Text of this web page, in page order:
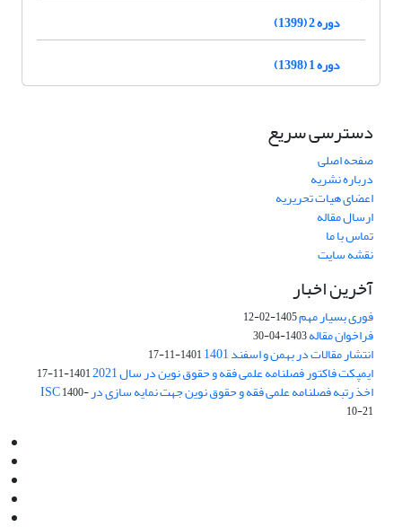
دوره 2 (1399)
دوره 1 (1398)
دسترسی سریع
صفحه اصلی
درباره نشریه
اعضای هیات تحریریه
ارسال مقاله
تماس با ما
نقشه سایت
آخرین اخبار
فوری بسیار مهم1405-02-12
فراخوان مقاله1403-04-30
انتشار مقالات در بهمن و اسفند 1401 1401-11-17
ایمپکت فاکتور فصلنامه علمی فقه و حقوق نوین در سال 2021 1401-11-17
اخذ رتبه فصلنامه علمی فقه و حقوق نوین جهت نمایه سازی در ISC1400-
10-21